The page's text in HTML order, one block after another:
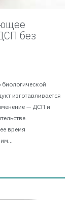
без
изготавливается
— ДСП и
время